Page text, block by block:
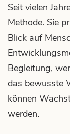
Marte
Seit vielen
Methode. Sie
Blick auf
Begleitung,
das bewusste
können
werden.